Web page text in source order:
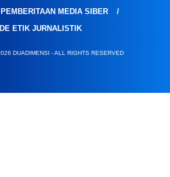
MEDIA SIBER
ETIK JURNALISTIK
DUADIMENSI - ALL RIGHTS RESERVED